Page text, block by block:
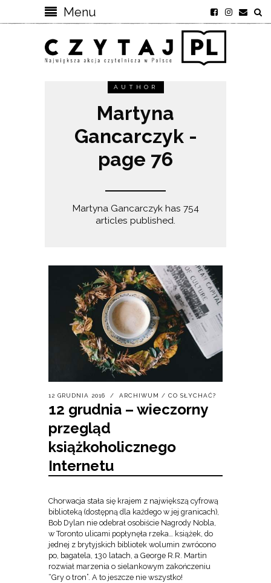
Menu
AUTHOR
Martyna
Gancarczyk -
page 76
Martyna Gancarczyk has 754
articles published.
12 GRUDNIA 2016 ARCHIWUM / CO SŁYCHAĆ?
12 grudnia – wieczorny
przegląd
książkoholicznego
Internetu
Chorwacja stała się krajem z największą cyfrową
biblioteką (dostępną dla każdego w jej granicach),
Bob Dylan nie odebrał osobiście Nagrody Nobla,
w Toronto ulicami popłynęła rzeka… książek, do
jednej z brytyjskich bibliotek wolumin zwrócono
po, bagatela, 130 latach, a George R.R. Martin
rozwiał marzenia o sielankowym zakończeniu
“Gry o tron”. A to jeszcze nie wszystko!